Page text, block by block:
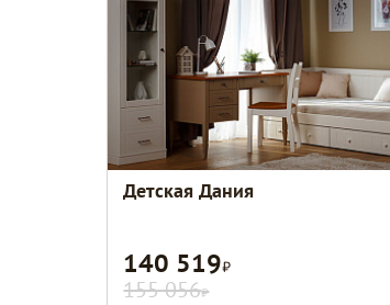
Детская Дания
140 519Р
155 056Р